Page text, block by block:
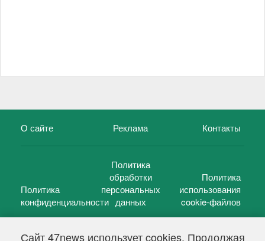
Сайт 47news использует cookies. Продолжая
О сайте Реклама Контакты
Политика
конфиденциальности
Политика
обработки
персональных
данных
Политика
использования
cookie-файлов